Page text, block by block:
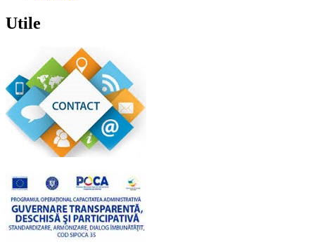
Utile